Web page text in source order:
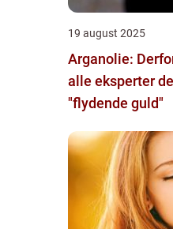
19 august 2025
Arganolie:
alle eksperter
"flydende guld"